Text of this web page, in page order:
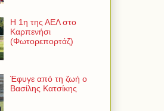
Η 1η της ΑΕΛ στο
Καρπενήσι
(Φωτορεπορτάζ)
Έφυγε από τη ζωή ο
Βασίλης Κατσίκης